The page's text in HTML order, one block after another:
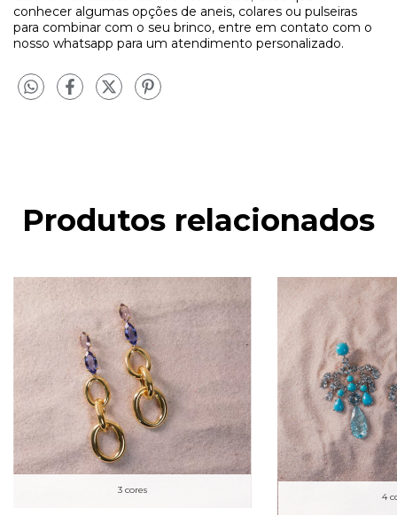
conhecer algumas opções de aneis, colares ou pulseiras
para combinar com o seu brinco, entre em contato com o
nosso whatsapp para um atendimento personalizado.
Produtos relacionados
3 cores
4